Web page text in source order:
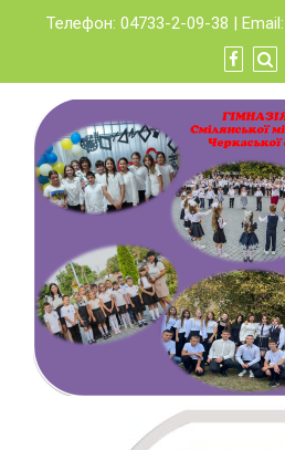
content
Телефон: 04733-2-09-38 | Email: